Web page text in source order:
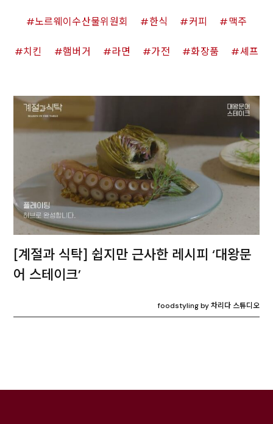
노르웨이수산물위원회 한식 커피 맥주
치킨 햄버거 라면 가전 화장품 셰프
[계절과 식탁] 쉽지만 근사한 레시피 ‘대왕문
어 스테이크’
foodstyling by 차리다 스튜디오